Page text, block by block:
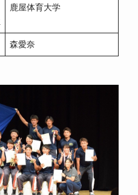
鹿屋体育大学
森愛奈